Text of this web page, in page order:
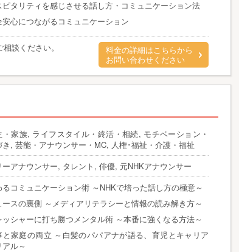
ピタリティを感じさせる話し方・コミュニケーション法
安心につながるコミュニケーション
相談ください。
料金の詳細はこちらから
お問い合わせください
・家族, ライフスタイル・終活・相続, モチベーション・
き, 芸能・アナウンサー・MC, 人権･福祉・介護・福祉
ーアナウンサー, タレント, 俳優, 元NHKアナウンサー
るコミュニケーション術 ～NHKで培った話し方の極意～
ースの裏側 ～メディアリテラシーと情報の読み解き方～
ッシャーに打ち勝つメンタル術 ～本番に強くなる方法～
と家庭の両立 ～白髪のパパアナが語る、育児とキャリア
ル～